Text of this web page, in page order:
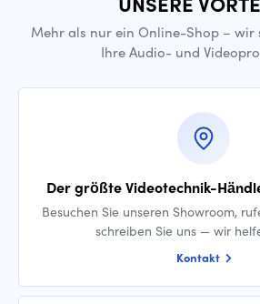
Mehr als nur ein Online-Shop – wir
Ihre Audio- und
Der größte Videotechnik-
Besuchen Sie unseren Showroom,
schreiben Sie uns — wir
Kontakt